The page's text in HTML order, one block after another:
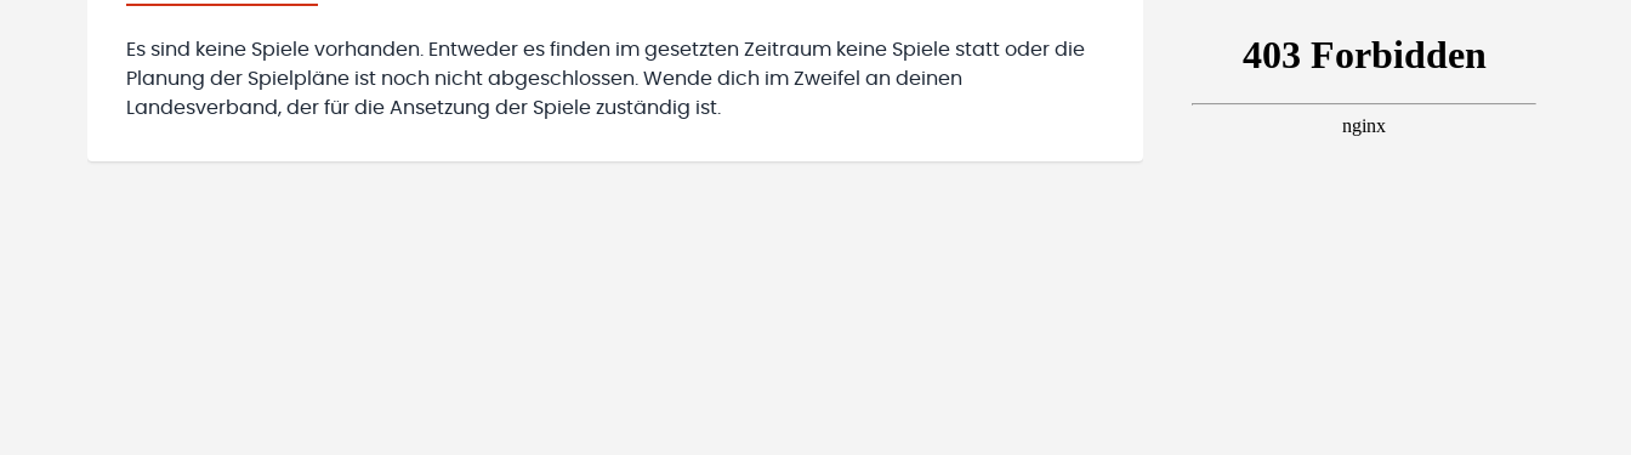
Es sind keine Spiele vorhanden. Entweder es finden im gesetzten Zeitraum keine Spiele statt oder die
Planung der Spielpläne ist noch nicht abgeschlossen. Wende dich im Zweifel an deinen
Landesverband, der für die Ansetzung der Spiele zuständig ist.